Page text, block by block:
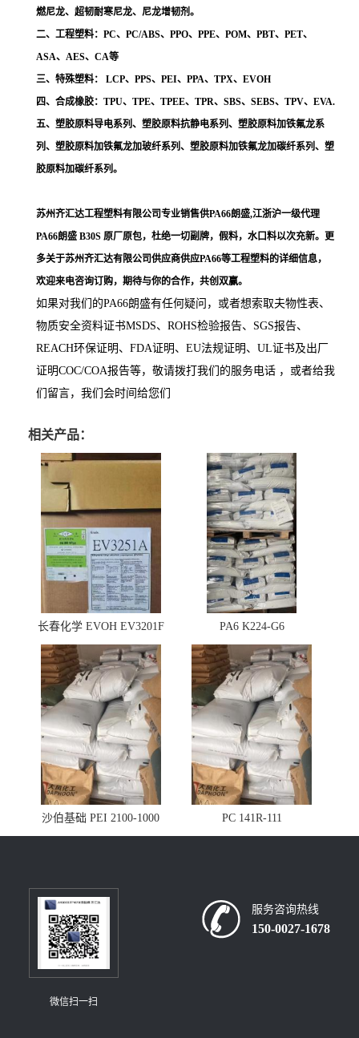
燃尼龙、超韧耐寒尼龙、尼龙增韧剂。
二、工程塑料：PC、PC/ABS、PPO、PPE、POM、PBT、PET、
ASA、AES、CA等
三、特殊塑料： LCP、PPS、PEI、PPA、TPX、EVOH
四、合成橡胶：TPU、TPE、TPEE、TPR、SBS、SEBS、TPV、EVA.
五、塑胶原料导电系列、塑胶原料抗静电系列、塑胶原料加铁氟龙系
列、塑胶原料加铁氟龙加玻纤系列、塑胶原料加铁氟龙加碳纤系列、塑
胶原料加碳纤系列。
苏州齐汇达工程塑料有限公司专业销售供PA66朗盛,江浙沪一级代理
PA66朗盛 B30S 原厂原包，杜绝一切副牌，假料，水口料以次充新。更
多关于苏州齐汇达有限公司供应商供应PA66等工程塑料的详细信息，
欢迎来电咨询订购，期待与你的合作，共创双赢。
如果对我们的PA66朗盛有任何疑问，或者想索取夫物性表、
物质安全资料证书MSDS、ROHS检验报告、SGS报告、
REACH环保证明、FDA证明、EU法规证明、UL证书及出厂
证明COC/COA报告等，敬请拨打我们的服务电话 ，或者给我
们留言，我们会时间给您们
相关产品：
长春化学 EVOH EV3201F PA6 K224-G6
沙伯基础 PEI 2100-1000 PC 141R-111
微信扫一扫
服务咨询热线
150-0027-1678